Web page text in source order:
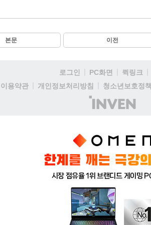
본문 이전
로그인 PC화면 퀵링크
이용약관
개인정보처리방침 청소년보호정책
(주)
인